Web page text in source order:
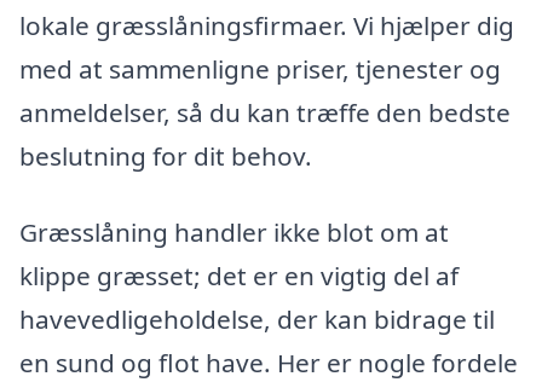
lokale græsslåningsfirmaer. Vi hjælper dig
med at sammenligne priser, tjenester og
anmeldelser, så du kan træffe den bedste
beslutning for dit behov.
Græsslåning handler ikke blot om at
klippe græsset; det er en vigtig del af
havevedligeholdelse, der kan bidrage til
en sund og flot have. Her er nogle fordele